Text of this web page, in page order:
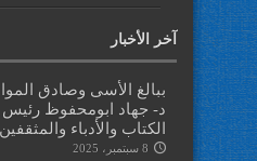
آخر الأخبار
ببالغ الأسى وصادق
د- جهاد ابومحفوظ
الكتاب والأدباء
8 سبتمبر، 2025